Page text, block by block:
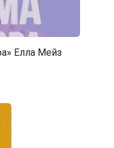
Елла Мейз